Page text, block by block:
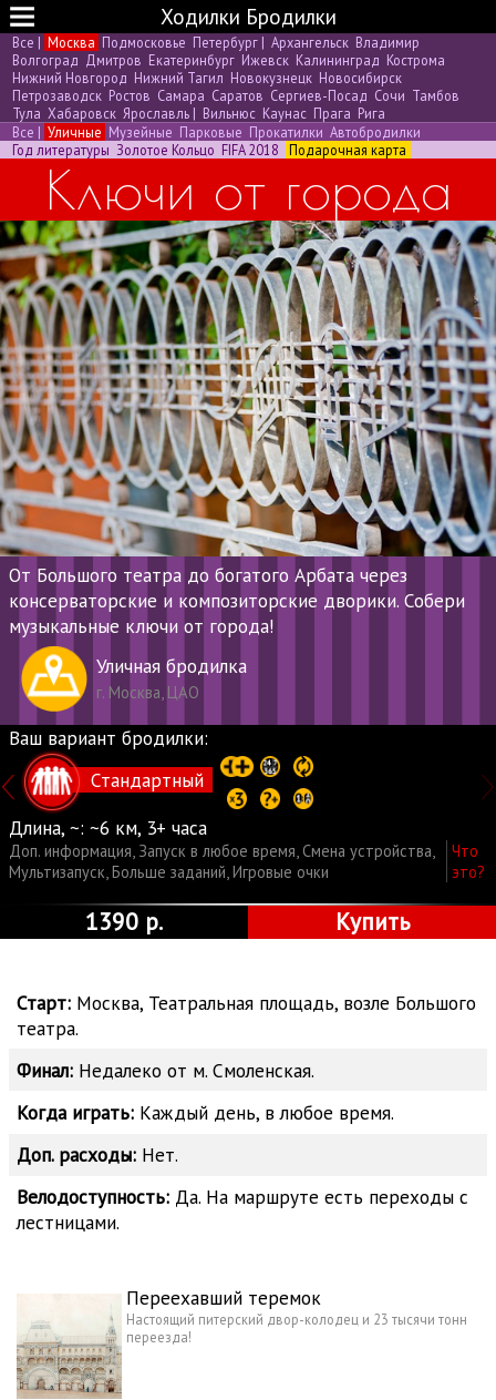
Ходилки Бродилки
Все | Москва Подмосковье Петербург | Архангельск Владимир
Волгоград Дмитров Екатеринбург Ижевск Калининград Кострома
Нижний Новгород Нижний Тагил Новокузнецк Новосибирск
Петрозаводск Ростов Самара Саратов Сергиев-Посад Сочи Тамбов
Тула Хабаровск Ярославль | Вильнюс Каунас Прага Рига
Все | Уличные Музейные Парковые Прокатилки Автобродилки
Год литературы Золотое Кольцо FIFA 2018 Подарочная карта
Ключи от города
От Большого театра до богатого Арбата через
консерваторские и композиторские дворики. Собери
музыкальные ключи от города!
Уличная бродилка
г. Москва, ЦАО
Ваш вариант бродилки:
Стандартный
Длина, ~: ~6 км, 3+ часа
Доп. информация, Запуск в любое время, Смена устройства,
Мультизапуск,Больше заданий,Игровые очки
Что
это?
1390 р. Купить
Старт: Москва, Театральная площадь, возле Большого
театра.
Финал: Недалеко от м. Смоленская.
Когда играть: Каждый день, в любое время.
Доп. расходы: Нет.
Велодоступность: Да. На маршруте есть переходы с
лестницами.
Переехавший теремок
Настоящий питерский двор-колодец и 23 тысячи тонн
переезда!